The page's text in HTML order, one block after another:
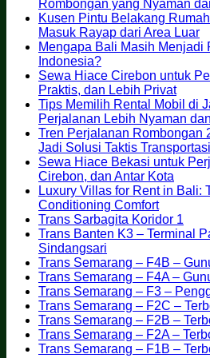
dari
Bekasi
untuk
Cirebon,
Tegal
hingga
Semarang
Rombongan yang Nyaman
Kusen Pintu Belakang
Masuk Rayap dari Area LuarNo
Mengapa Bali Masih Menjadi
Indonesia?No
Comments
on
Mengapa
Bali
Masih
Menjadi
Pulau
Wisata
Terbaik
di
Indonesia?
Sewa Hiace Cirebon untuk
Praktis, dan Lebih PrivatNo
on
Sewa
Hiace
Praktis,
dan
Privat
Tips Memilih Rental Mobil di
Perjalanan Lebih Nyaman
Tren Perjalanan Rombongan
Jadi Solusi Taktis
Sewa Hiace Bekasi untuk
Cirebon, dan Antar Kota
Sewa
Hiace
untuk
dan
Antar
Kota
Luxury Villas for Rent in Bali:
Conditioning ComfortNo
on
Villas
for
Rent
in
Bali:
The
Renters’
Trans Sarbagita Koridor 1
1
Trans Banten K3 – Terminal
Sindangsari
Comments
on
Trans
Banten
K3
–
Terminal
Trans Semarang – F4B –
Trans Semarang – F4A –
Trans Semarang – F3 –
Trans Semarang – F2C –
Trans Semarang – F2B –
Trans Semarang – F2A –
Trans Semarang – F1B –